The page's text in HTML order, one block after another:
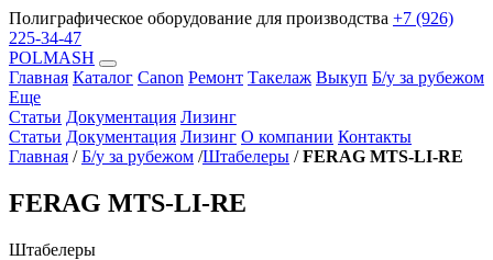
Полиграфическое оборудование для производства +7 (926)
225-34-47
POLMASH
Главная Каталог Canon Ремонт Такелаж Выкуп Б/у за рубежом
Еще
Статьи Документация Лизинг
Статьи Документация Лизинг О компании Контакты
Главная / Б/у за рубежом /Штабелеры / FERAG MTS-LI-RE
FERAG MTS-LI-RE
Штабелеры